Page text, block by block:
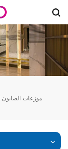
موزعات الصابون